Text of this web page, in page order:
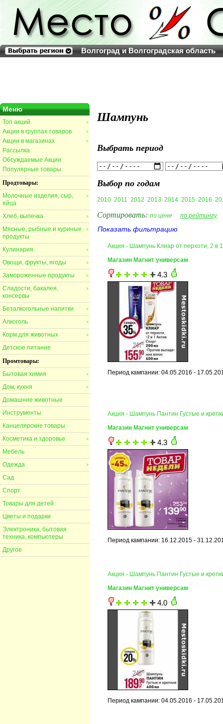
Волгоград и Волгоградская область
Меню
>
Топ акций
>
Акции в группах товаров
>
Акции в магазинах
Рассылка
Обсуждаемые Акции
Популярные товары
Продтовары:
>
Молочные изделия, сыр,
яйца
>
Хлеб, выпечка
>
Мясные, рыбные и куриные
продукты
>
Кулинария
>
Овощи, фрукты, ягоды
>
Замороженные продукты
>
Сладости, бакалея,
консервы
>
Безалкогольные напитки
>
Алкоголь
>
Корм для животных
Детское питание
Промтовары:
>
Бытовая химия
>
Дом, кухня
Домашние животные
Инструменты
Канцелярские товары
>
Косметика и здоровье
Мебель
>
Одежда
Сад
Спорт
Товары для детей
Цветы и подарки
Электроника, бытовая
техника, компьютеры
Другое
Шампунь
Выбрать период
Выбор по годам
2010 2011 2012 2013 2014 2015 2016
Сортировать: по цене по рейтингу
Показать фильтрацию
Акция - Шампунь Клиар от перхоти, 2 в
Магазин Магнит универсам
4.3
Период кампании: 04.05.2016 -
Акция - Шампунь Пантин Густые и
Магазин Магнит универсам
4.3
Период кампании: 16.12.2015 -
Акция - Шампунь Пантин Густые и
Магазин Магнит универсам
4.0
Период кампании: 04.05.2016 -